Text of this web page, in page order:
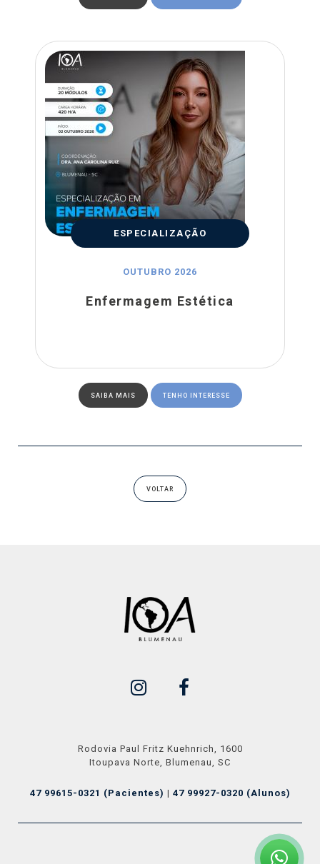
ESPECIALIZAÇÃO
OUTUBRO 2026
Enfermagem Estética
SAIBA MAIS TENHO INTERESSE
VOLTAR
Rodovia Paul Fritz Kuehnrich, 1600
Itoupava Norte, Blumenau, SC
47 99615-0321 (Pacientes) | 47 99927-0320 (Alunos)